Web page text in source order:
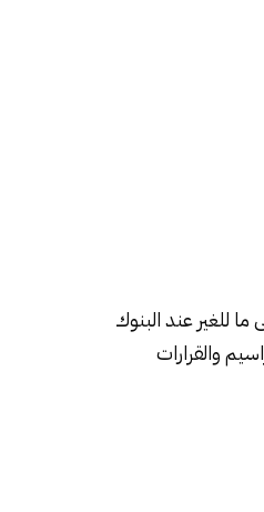
الإدارى على ما للغير عند البنوك
والقرارات